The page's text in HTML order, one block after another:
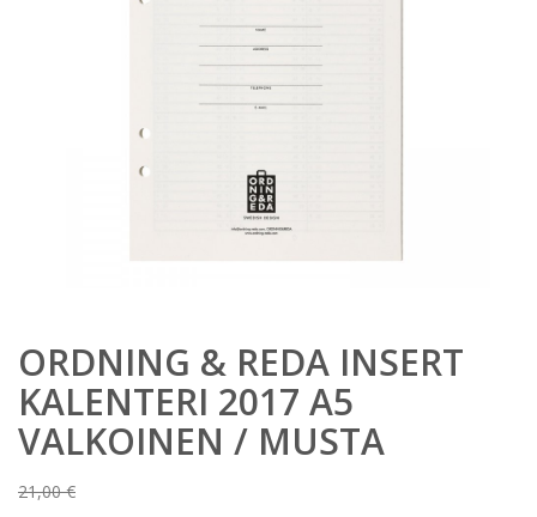
ORDNING & REDA INSERT
KALENTERI 2017 A5
VALKOINEN / MUSTA
21,00€